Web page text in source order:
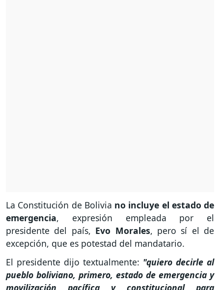
La Constitución de Bolivia no incluye el estado de
emergencia, expresión empleada por el
presidente del país, Evo Morales, pero sí el de
excepción, que es potestad del mandatario.
El presidente dijo textualmente: "quiero decirle al
pueblo boliviano, primero, estado de emergencia y